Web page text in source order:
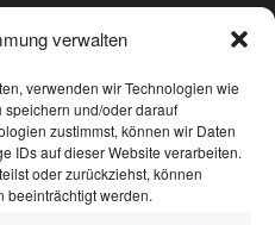
verwalten
verwenden wir Technologien wie
und/oder darauf
zustimmst, können wir Daten
IDs auf dieser Website verarbeiten.
oder zurückziehst, können
beeinträchtigt werden.